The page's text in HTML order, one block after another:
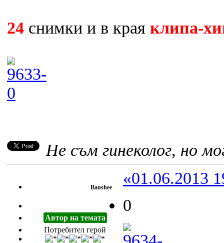
24 снимки и в края клипа-
Не съм гинеколог, но
Banshee
Автор на темата
Потребител герой
«01.06.2013
0